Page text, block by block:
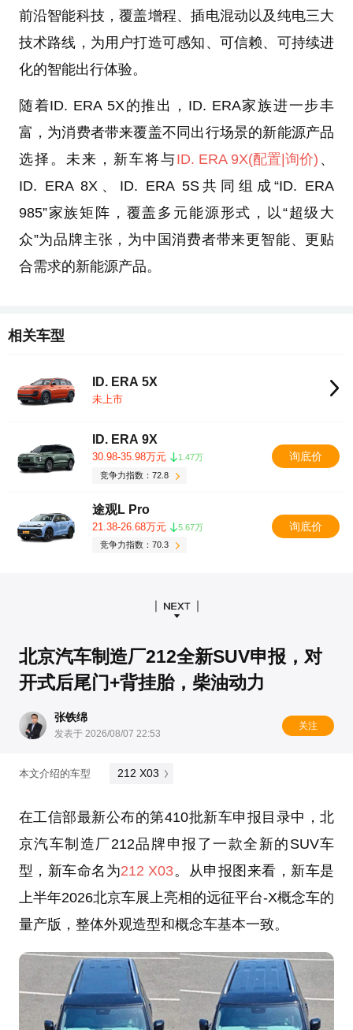
前沿智能科技，覆盖增程、插电混动以及纯电三大
技术路线，为用户打造可感知、可信赖、可持续进
化的智能出行体验。
随着ID. ERA 5X的推出，ID. ERA家族进一步丰
富，为消费者带来覆盖不同出行场景的新能源产品
选择。未来，新车将与ID. ERA 9X(配置|询价) 、
ID. ERA 8X、ID. ERA 5S共同组成“ID. ERA
985”家族矩阵，覆盖多元能源形式，以“超级大
众”为品牌主张，为中国消费者带来更智能、更贴
合需求的新能源产品。
相关车型
ID. ERA 5X
未上市
ID. ERA 9X
30.98-35.98万元
1.47万
竞争力指数：72.8
询底价
途观L Pro
21.38-26.68万元
5.67万
竞争力指数：70.3
询底价
北京汽车制造厂212全新SUV申报，对
开式后尾门+背挂胎，柴油动力
张铁绵
发表于 2026/08/07 22:53
关注
本文介绍的车型 212 X03
在工信部最新公布的第410批新车申报目录中，北
京汽车制造厂212品牌申报了一款全新的SUV车
型，新车命名为212 X03。从申报图来看，新车是
上半年2026北京车展上亮相的远征平台-X概念车的
量产版，整体外观造型和概念车基本一致。